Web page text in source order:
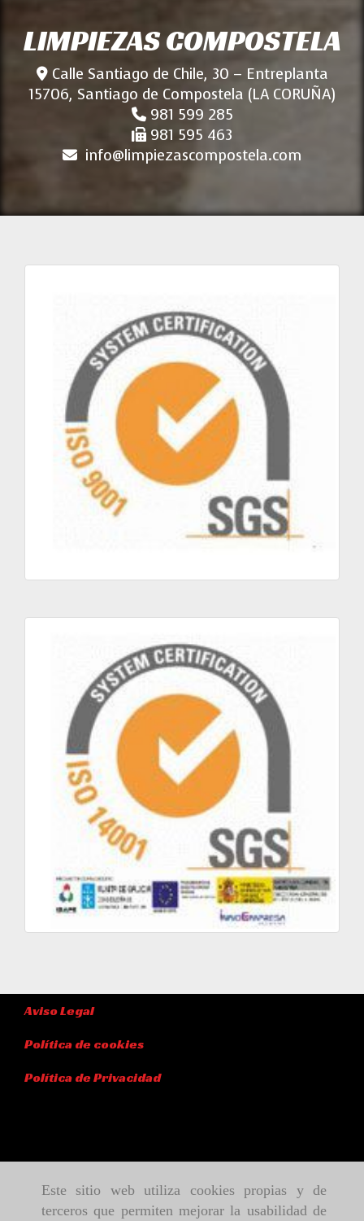
Este sitio web utiliza cookies propias y de
terceros que permiten mejorar la usabilidad de
LIMPIEZAS COMPOSTELA
Calle Santiago de Chile, 30 – Entreplanta
15706, Santiago de Compostela (LA CORUÑA)
981 599 285
981 595 463
info
limpiezascompostela.com
Aviso Legal
Política de cookies
Política de Privacidad